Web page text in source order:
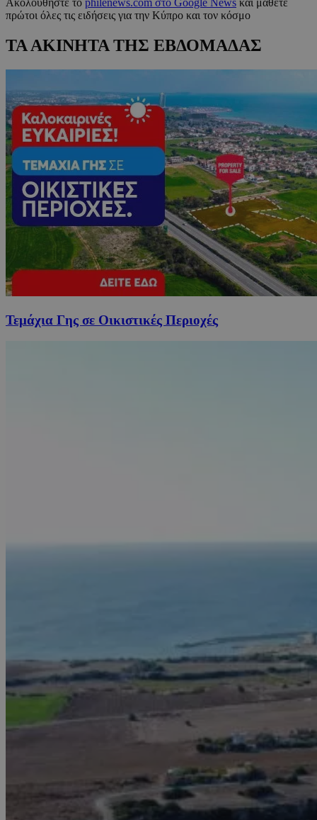
Ακολουθήστε το philenews.com στο Google News και μάθετε
πρώτοι όλες τις ειδήσεις για την Κύπρο και τον κόσμο
ΤΑ ΑΚΙΝΗΤΑ ΤΗΣ ΕΒΔΟΜΑΔΑΣ
Τεμάχια Γης σε Οικιστικές Περιοχές